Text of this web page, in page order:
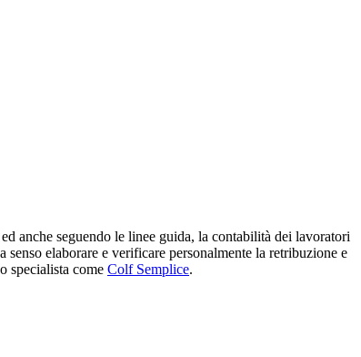
anche seguendo le linee guida, la contabilità dei lavoratori
elaborare e verificare personalmente la retribuzione e
specialista come Colf Semplice.